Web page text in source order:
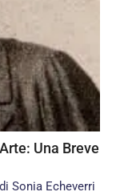
Una Breve
Sonia Echeverri